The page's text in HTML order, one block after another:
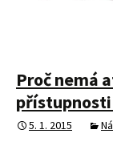
Proč nemá
5. 1. 2015